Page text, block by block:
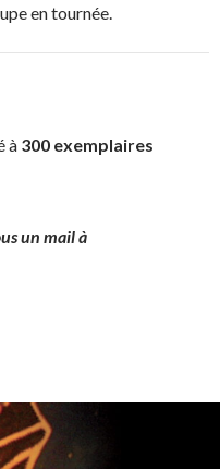
en tournée.
à 300 exemplaires
un mail à